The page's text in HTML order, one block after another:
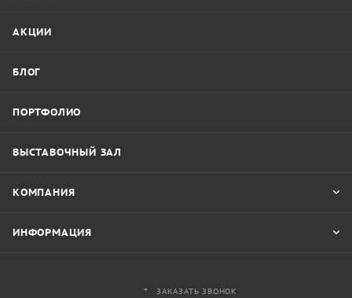
АКЦИИ
БЛОГ
ПОРТФОЛИО
ВЫСТАВОЧНЫЙ ЗАЛ
КОМПАНИЯ
ИНФОРМАЦИЯ
ЗАКАЗАТЬ ЗВОНОК